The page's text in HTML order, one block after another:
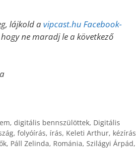
lájkold avipcast.hu Facebook-
hogy ne maradj le a következő
, digitális bennszülöttek, Digitális
, folyóírás, írás, Keleti Arthur, kézírás
, Páll Zelinda, Románia, Szilágyi Árpád,